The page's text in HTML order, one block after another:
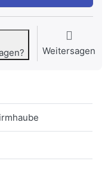
Weitersagen